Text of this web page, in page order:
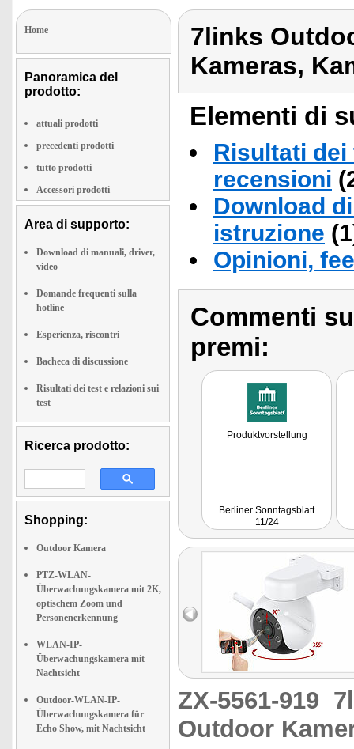
Home
Panoramica del
prodotto:
attuali prodotti
precedenti prodotti
tutto prodotti
Accessori prodotti
Area di supporto:
Download di manuali, driver,
video
Domande frequenti sulla
hotline
Esperienza, riscontri
Bacheca di discussione
Risultati dei test e relazioni sui
test
Ricerca prodotto:
Shopping:
Outdoor Kamera
PTZ-WLAN-
Überwachungskamera mit 2K,
optischem Zoom und
Personenerkennung
WLAN-IP-
Überwachungskamera mit
Nachtsicht
Outdoor-WLAN-IP-
Überwachungskamera für
Echo Show, mit Nachtsicht
7links
Kameras,
Elementi di
Risultati
recensioni
Download
istruzione
Opinioni,
Commenti
premi:
Produktvorstellung
Berliner Sonntagsblatt
11/24
ZX-5561-919
Outdoor